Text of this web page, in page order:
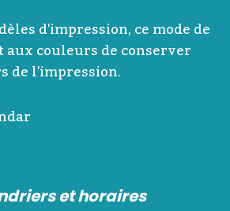
d'impression, ce mode de
couleurs de conserver
de l'impression.
et horaires